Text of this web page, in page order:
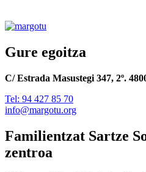
Gure egoitza
C/ Estrada Masustegi 347, 2º.
Tel: 94 427 85 70
info@margotu.org
Familientzat Sartze
zentroa